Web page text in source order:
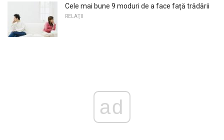
Cele mai bune 9 moduri de a face față trădării
RELAŢII
ad